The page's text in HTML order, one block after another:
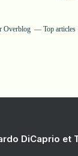
Overblog Top articles
DiCaprio et